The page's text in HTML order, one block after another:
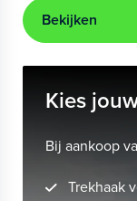
Bekijken
Kies
Bij aankoop
Trekhaak